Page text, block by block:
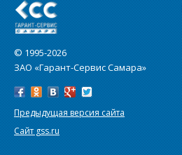
© 1995-2026
ЗАО «Гарант-Сервис Самара»
Предыдущая версия сайта
Сайт gss.ru